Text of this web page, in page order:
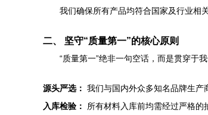
我们确保所有产品均符合国家及行业相
二、 坚守“质量第一”的核心原则
“质量第一”绝非一句空话，而是贯穿于
源头严选： 我们与国内外众多知名品牌生产
入库检验：
所有材料入库前均需经过严格的